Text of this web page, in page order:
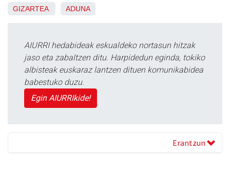
GIZARTEA ADUNA
AIURRI hedabideak eskualdeko nortasun hitzak
jaso eta zabaltzen ditu. Harpidedun eginda, tokiko
albisteak euskaraz lantzen dituen komunikabidea
babestuko duzu.
Egin AIURRIkide!
Erantzun